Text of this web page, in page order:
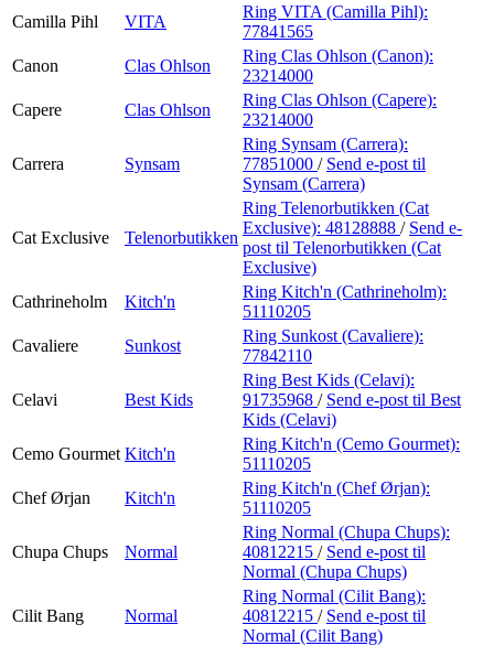
Camilla Pihl
VITA
Ring VITA (Camilla Pihl):
77841565
Canon
Clas Ohlson
Ring Clas Ohlson (Canon):
23214000
Capere
Clas Ohlson
Ring Clas Ohlson (Capere):
23214000
Carrera Synsam
Ring Synsam (Carrera):
77851000 / Send e-post til
Synsam (Carrera)
Cat Exclusive Telenorbutikken
Ring Telenorbutikken (Cat
Exclusive): 48128888 / Send e-
post til Telenorbutikken (Cat
Exclusive)
Cathrineholm
Kitch'n
Ring Kitch'n (Cathrineholm):
51110205
Cavaliere
Sunkost
Ring Sunkost (Cavaliere):
77842110
Celavi Best Kids
Ring Best Kids (Celavi):
91735968 / Send e-post til Best
Kids (Celavi)
Cemo Gourmet Kitch'n
Ring Kitch'n (Cemo Gourmet):
51110205
Chef Ørjan
Kitch'n
Ring Kitch'n (Chef Ørjan):
51110205
Chupa Chups Normal
Ring Normal (Chupa Chups):
40812215 / Send e-post til
Normal (Chupa Chups)
Cilit Bang Normal
Ring Normal (Cilit Bang):
40812215 / Send e-post til
Normal (Cilit Bang)